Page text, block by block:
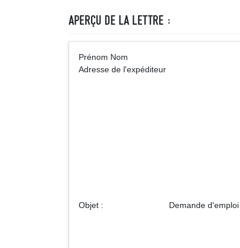
APERÇU DE LA LETTRE :
Prénom
Adresse de l'expéditeur
Monsieur
Adresse
Objet : Demande d'emploi